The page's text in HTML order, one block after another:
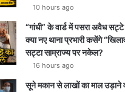
10 hours ago
“गांधी” के वार्ड में पसरा अवैध
क्या नए थाना प्रभारी कसेंगे
सट्टा साम्राज्य पर नकेल?
16 hours ago
सूने मकान से लाखों का माल उड़ाने